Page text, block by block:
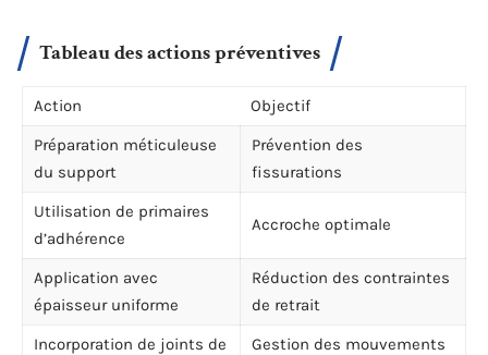
Tableau des actions préventives
Action
Objectif
Préparation méticuleuse
du support
Prévention des
fissurations
Utilisation de primaires
d’adhérence
Accroche optimale
Application avec
épaisseur uniforme
Réduction des contraintes
de retrait
Incorporation de joints de
Gestion des mouvements